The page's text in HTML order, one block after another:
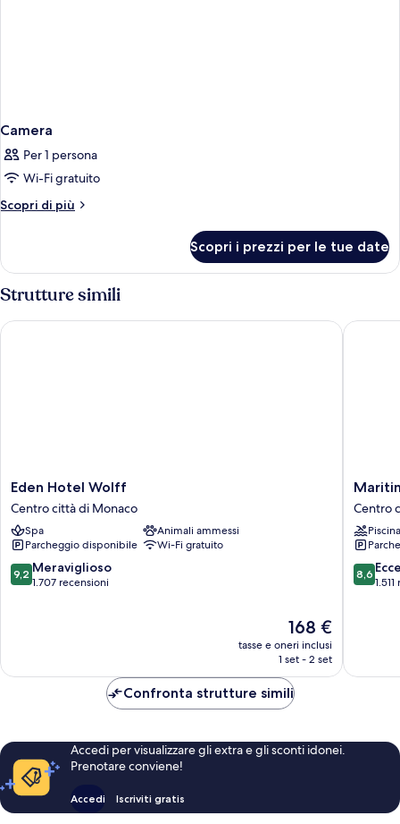
Camera
Per 1 persona
Wi-Fi gratuito
Scopri di più
Altri
Scopri i prezzi per le tue date
Strutture simili
Eden
Hotel
Wolff
Centro
città
di
Monaco
Eden Hotel Wolff
Centro città di Monaco
Spa
Animali ammessi
Parcheggio disponibile
Wi-Fi gratuito
9.2
su
9,2 Meraviglioso
1.707 recensioni
Il
prezzo
attuale
168 €
168 €
tasse e oneri inclusi
1 set - 2 set
Eden Hotel Wolff
Maritim
Hotel
Centro
città
di
Monaco
Centro
Piscina
8.6
su
8,6
Maritim
Confronta strutture simili
Accedi per visualizzare gli extra e gli sconti idonei.
Prenotare conviene!
Accedi Iscriviti gratis